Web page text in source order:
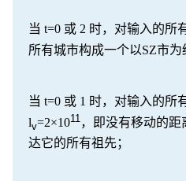
当 t=0 或 2 时，对输入的所
所有城市构成一个以SZ市为
当 t=0 或 1 时，对输入的所
lv=2×1011 ，即没有移动的距
达它的所有祖先；